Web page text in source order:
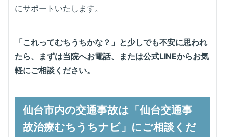
にサポートいたします。
「これってむちうちかな？」と少しでも不安に思われ
たら、まずは当院へお電話、または公式LINEからお気
軽にご相談ください。
仙台市内の交通事故は「仙台交通事
故治療むちうちナビ」にご相談くだ